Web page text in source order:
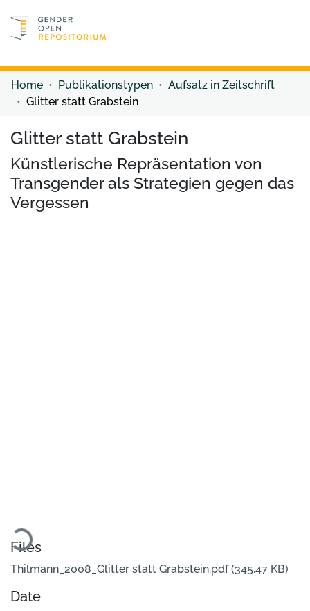
Discover content
Home Publikationstypen
Aufsatz in Zeitschrift
Glitter statt Grabstein
Glitter statt Grabstein
Künstlerische Repräsentation von
Transgender als Strategien gegen das
Vergessen
Loading...
Files
Thilmann_2008_Glitter statt Grabstein.pdf(345.47 KB)
Date